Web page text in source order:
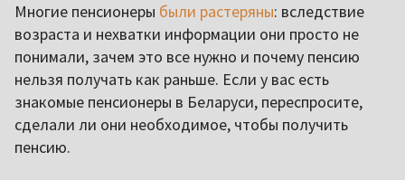
Многие пенсионеры были растеряны: вследствие
возраста и нехватки информации они просто не
понимали, зачем это все нужно и почему пенсию
нельзя получать как раньше. Если у вас есть
знакомые пенсионеры в Беларуси, переспросите,
сделали ли они необходимое, чтобы получить
пенсию.